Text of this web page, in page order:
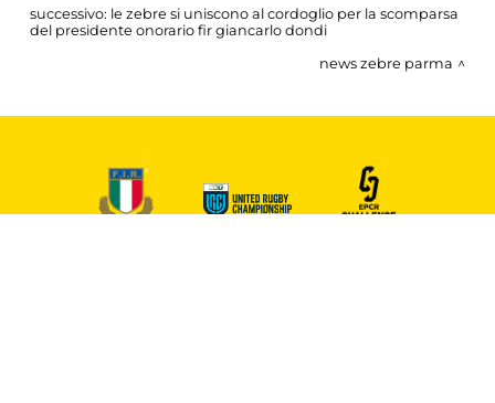
successivo: le zebre si uniscono al cordoglio per la scomparsa
del presidente onorario fir giancarlo dondi
news zebre parma